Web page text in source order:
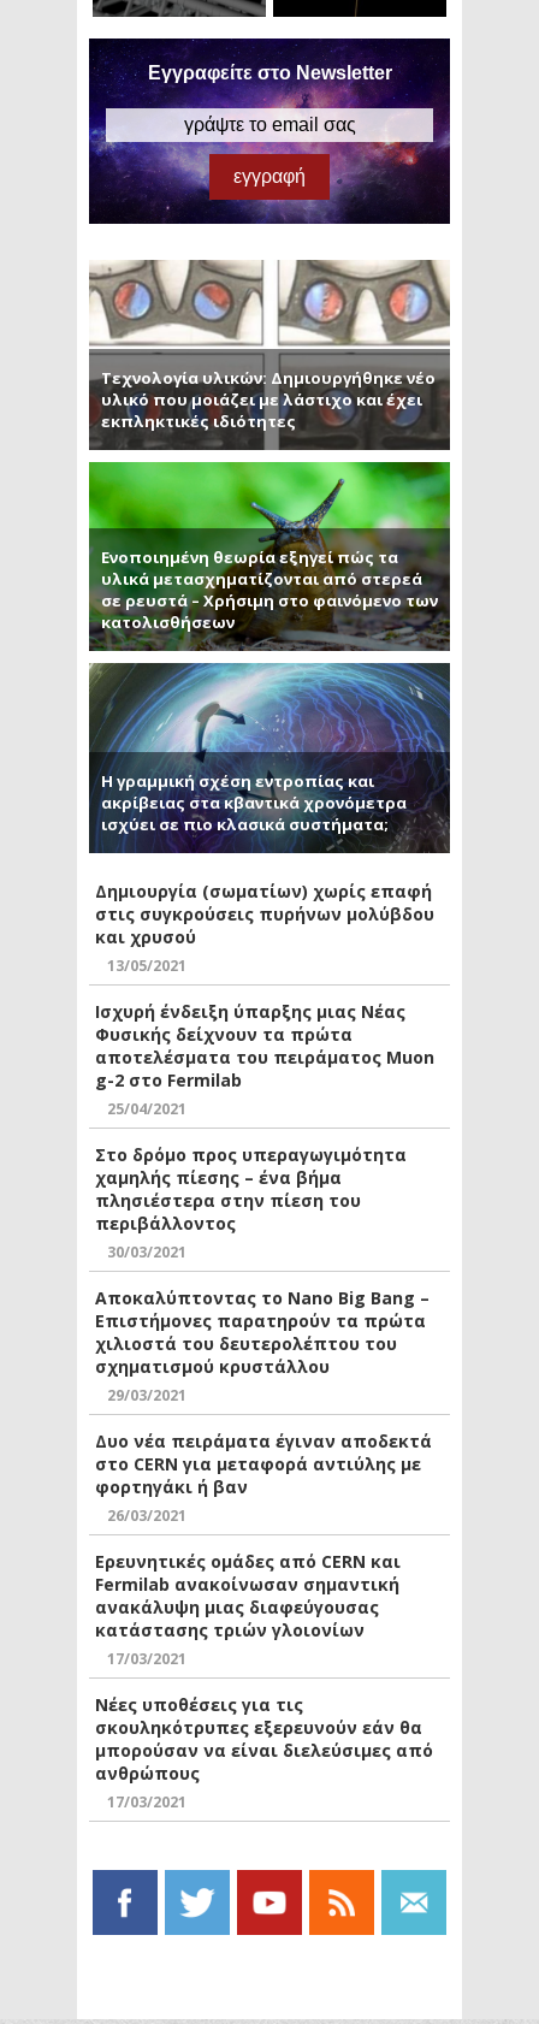
Εγγραφείτε στο Newsletter
Τεχνολογία υλικών: Δημιουργήθηκε νέο
υλικό που μοιάζει με λάστιχο και έχει
εκπληκτικές ιδιότητες
Ενοποιημένη θεωρία εξηγεί πώς τα
υλικά μετασχηματίζονται από στερεά
σε ρευστά – Χρήσιμη στο φαινόμενο των
κατολισθήσεων
Η γραμμική σχέση εντροπίας και
ακρίβειας στα κβαντικά χρονόμετρα
ισχύει σε πιο κλασικά συστήματα;
Δημιουργία (σωματίων) χωρίς επαφή
στις συγκρούσεις πυρήνων μολύβδου
και χρυσού
13/05/2021
Ισχυρή ένδειξη ύπαρξης μιας Νέας
Φυσικής δείχνουν τα πρώτα
αποτελέσματα του πειράματος Muon
g-2 στο Fermilab
25/04/2021
Στο δρόμο προς υπεραγωγιμότητα
χαμηλής πίεσης – ένα βήμα
πλησιέστερα στην πίεση του
περιβάλλοντος
30/03/2021
Αποκαλύπτοντας το Nano Big Bang –
Επιστήμονες παρατηρούν τα πρώτα
χιλιοστά του δευτερολέπτου του
σχηματισμού κρυστάλλου
29/03/2021
Δυο νέα πειράματα έγιναν αποδεκτά
στο CERN για μεταφορά αντιύλης με
φορτηγάκι ή βαν
26/03/2021
Ερευνητικές ομάδες από CERN και
Fermilab ανακοίνωσαν σημαντική
ανακάλυψη μιας διαφεύγουσας
κατάστασης τριών γλοιονίων
17/03/2021
Νέες υποθέσεις για τις
σκουληκότρυπες εξερευνούν εάν θα
μπορούσαν να είναι διελεύσιμες από
ανθρώπους
17/03/2021